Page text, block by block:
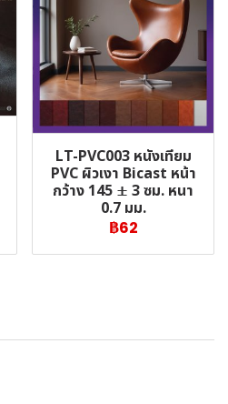
LT-PVC003 หนังเทียม
PVC ผิวเงา Bicast หน้า
กว้าง 145 ± 3 ซม. หนา
0.7 มม.
฿62